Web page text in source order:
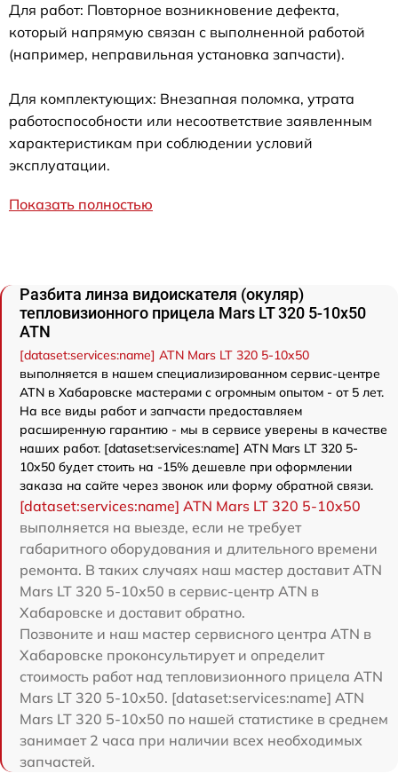
Для работ: Повторное возникновение дефекта,
который напрямую связан с выполненной работой
(например, неправильная установка запчасти).
Для комплектующих: Внезапная поломка, утрата
работоспособности или несоответствие заявленным
характеристикам при соблюдении условий
эксплуатации.
Показать полностью
Разбита линза видоискателя (окуляр)
тепловизионного прицела Mars LT 320 5-10x50
ATN
[dataset:services:name] ATN Mars LT 320 5-10x50
выполняется в нашем специализированном сервис-центре
ATN в Хабаровске мастерами с огромным опытом - от 5 лет.
На все виды работ и запчасти предоставляем
расширенную гарантию - мы в сервисе уверены в качестве
наших работ. [dataset:services:name] ATN Mars LT 320 5-
10x50 будет стоить на -15% дешевле при оформлении
заказа на сайте через звонок или форму обратной связи.
[dataset:services:name] ATN Mars LT 320 5-10x50
выполняется на выезде, если не требует
габаритного оборудования и длительного времени
ремонта. В таких случаях наш мастер доставит ATN
Mars LT 320 5-10x50 в сервис-центр ATN в
Хабаровске и доставит обратно.
Позвоните и наш мастер сервисного центра ATN в
Хабаровске проконсультирует и определит
стоимость работ над тепловизионного прицела ATN
Mars LT 320 5-10x50. [dataset:services:name] ATN
Mars LT 320 5-10x50 по нашей статистике в среднем
занимает 2 часа при наличии всех необходимых
запчастей.